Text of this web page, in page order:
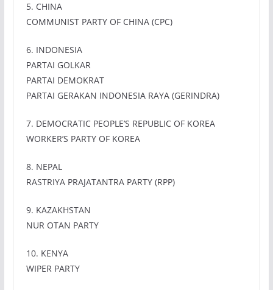
5. CHINA
COMMUNIST PARTY OF CHINA (CPC)
6. INDONESIA
PARTAI GOLKAR
PARTAI DEMOKRAT
PARTAI GERAKAN INDONESIA RAYA (GERINDRA)
7. DEMOCRATIC PEOPLE’S REPUBLIC OF KOREA
WORKER’S PARTY OF KOREA
8. NEPAL
RASTRIYA PRAJATANTRA PARTY (RPP)
9. KAZAKHSTAN
NUR OTAN PARTY
10. KENYA
WIPER PARTY